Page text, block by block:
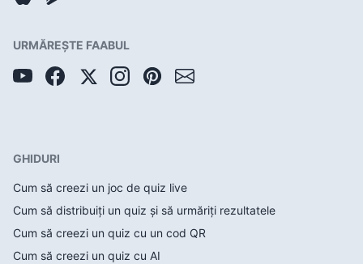
URMĂREȘTE FAABUL
GHIDURI
Cum să creezi un joc de quiz live
Cum să distribuiți un quiz și să urmăriți rezultatele
Cum să creezi un quiz cu un cod QR
Cum să creezi un quiz cu AI